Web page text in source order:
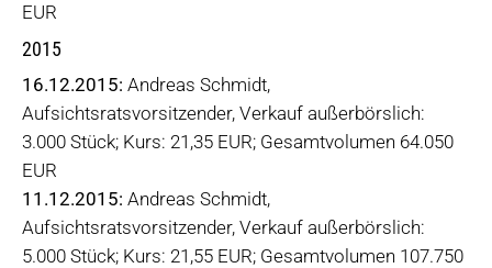
EUR
2015
16.12.2015: Andreas Schmidt,
Aufsichtsratsvorsitzender, Verkauf außerbörslich:
3.000 Stück; Kurs: 21,35 EUR; Gesamtvolumen 64.050
EUR
11.12.2015: Andreas Schmidt,
Aufsichtsratsvorsitzender, Verkauf außerbörslich:
5.000 Stück; Kurs: 21,55 EUR; Gesamtvolumen 107.750